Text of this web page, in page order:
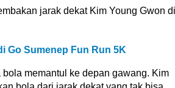
jarak dekat Kim Young Gwon di
Go Sumenep Fun Run 5K
memantul ke depan gawang. Kim